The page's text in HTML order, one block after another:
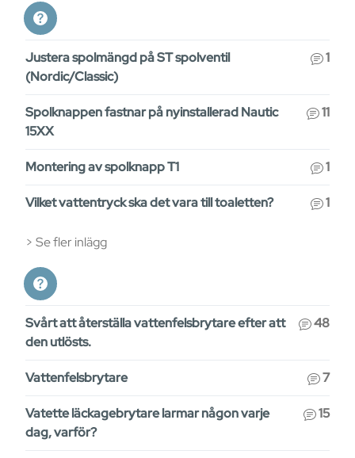
Justera spolmängd på ST spolventil
(Nordic/Classic)
1
Spolknappen fastnar på nyinstallerad Nautic
15XX
11
Montering av spolknapp T1 1
Vilket vattentryck ska det vara till toaletten? 1
Se fler inlägg
Svårt att återställa vattenfelsbrytare efter att
den utlösts.
48
Vattenfelsbrytare 7
Vatette läckagebrytare larmar någon varje
dag, varför?
15